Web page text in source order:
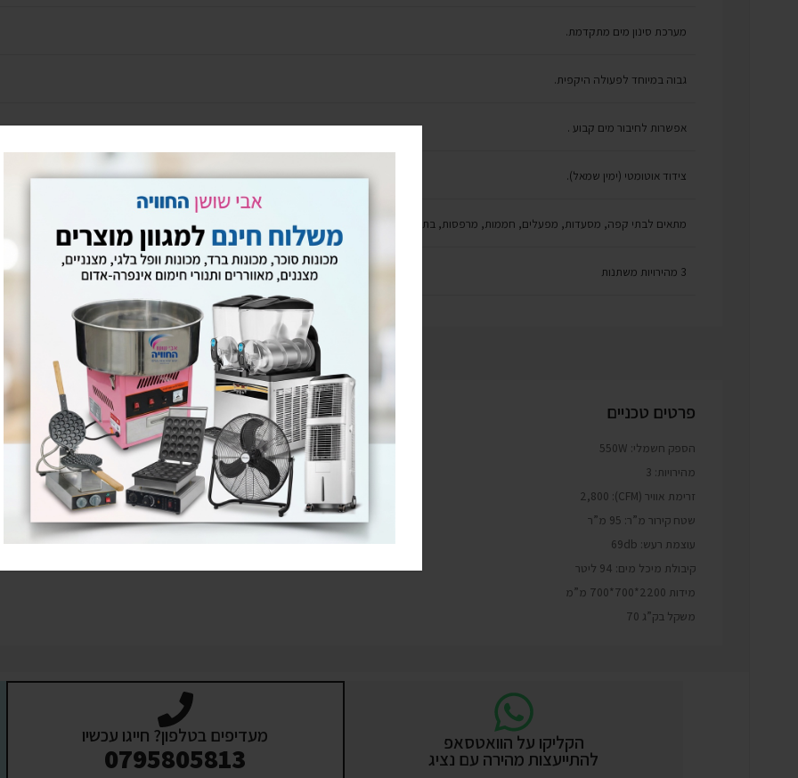
מערכת סינון מים מתקדמת.
גבוה במיוחד לפעולה היקפית.
אפשרות לחיבור מים קבוע .
צידוד אוטומטי (ימין שמאל).
מתאים לבתי קפה, מסעדות, מפעלים, חממות, מרפסות, בתים פרטיים ועוד.
3 מהירויות משתנות
פרטים טכניים
הספק חשמלי: 550W
מהירויות: 3
זרימת אוויר (CFM): 2,800
שטח קירור מ”ר: 95 מ”ר
עוצמת רעש: 69db
קיבולת מיכל מים: 94 ליטר
מידות 2200*700*700 מ”מ
משקל בק”ג 70
הקליקו על הוואטסאפ
להתייעצות מהירה עם נציג
מעדיפים בטלפון? חייגו עכשיו
0795805813